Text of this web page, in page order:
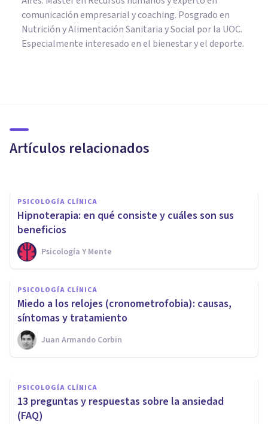
comunicación empresarial y coaching. Posgrado en
Nutrición y Alimentación Sanitaria y Social por la UOC.
Especialmente interesado en el bienestar y el deporte.
Artículos relacionados
psicológica
PSICOLOGÍA CLÍNICA
Hipnoterapia: en qué consiste y cuáles son sus
beneficios
Psicología Y Mente
PSICOLOGÍA CLÍNICA
Miedo a los relojes (cronometrofobia): causas,
síntomas y tratamiento
Juan Armando Corbin
Las 11 mejores apps para
tratar la ansiedad
Jonathan García-Allen
PSICOLOGÍA CLÍNICA
13 preguntas y respuestas sobre la ansiedad
(FAQ)